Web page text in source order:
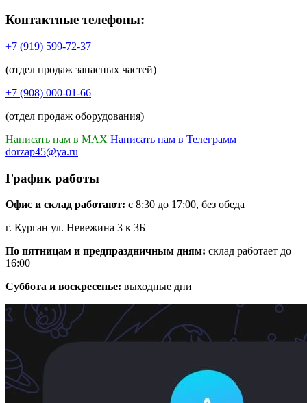
Контактные телефоны:
+7 (919) 599-72-37
(отдел продаж запасных частей)
+7 (908) 000-01-66
(отдел продаж оборудования)
Написать нам в MAX Написать нам в Телеграмм
dorzap45@ya.ru
График работы
Офис и склад работают: с 8:30 до 17:00, без обеда
г. Курган ул. Невежина 3 к 3Б
По пятницам и предпраздничным дням: склад работает до
16:00
Суббота и воскресенье: выходные дни